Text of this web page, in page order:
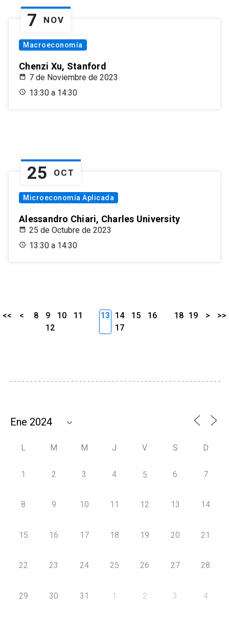
7 NOV
Macroeconomía
Chenzi Xu, Stanford
7 de Noviembre de 2023
13:30 a 14:30
25 OCT
Microeconomía Aplicada
Alessandro Chiari, Charles University
25 de Octubre de 2023
13:30 a 14:30
<< < 8 9 10
11
12
13 14 15
16
17
18 19 > >>
L M M J V S D
1 2 3 4 5 6 7
8 9 10 11 12 13 14
15 16 17 18 19 20 21
22 23 24 25 26 27 28
29 30 31 1 2 3 4